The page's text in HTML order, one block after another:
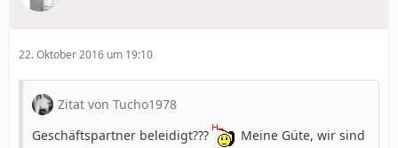
22. Oktober 2016 um 19:10
Zitat von Tucho1978
Geschäftspartner beleidigt???
Meine Güte, wir sind